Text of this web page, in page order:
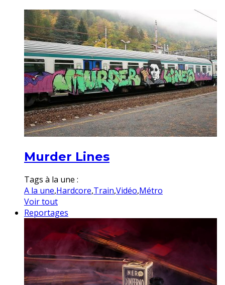
Murder Lines
Tags à la une :
A la une,Hardcore,Train,Vidéo,Métro
Voir tout
Reportages